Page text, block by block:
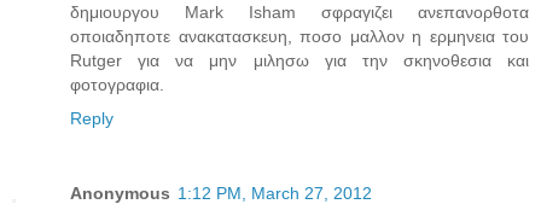
δημιουργου Mark Isham σφραγιζει ανεπανορθοτα
οποιαδηποτε ανακατασκευη, ποσο μαλλον η ερμηνεια του
Rutger για να μην μιλησω για την σκηνοθεσια και
φοτογραφια.
Reply
Anonymous 1:12 PM, March 27, 2012